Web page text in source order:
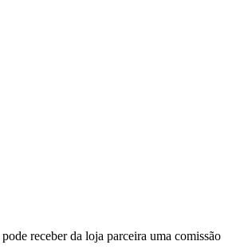
receber da loja parceira uma comissão